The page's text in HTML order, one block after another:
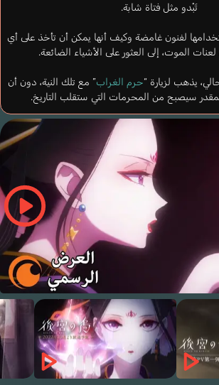
تَبْدو مثل فتاة شابة.
لفنون غامضة وكيف أنها يمكن أن تأخذ على أي
الموت، إلى العثور على الأشياء الضائعة.
يذهب لزيارة “حرم الغراب” مع تلك النية، دون أن
سيصبح من المحرمات التي ستقلب التاريخ.